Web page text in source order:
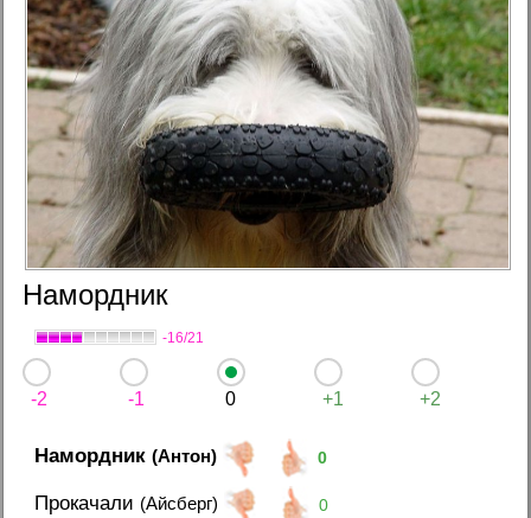
Намордник
-16/21
-2 -1 0 +1 +2
Намордник(Антон) 0
Прокачали (Айсберг) 0